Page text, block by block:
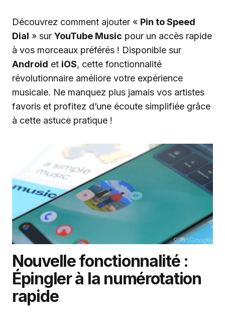
Découvrez comment ajouter « Pin to Speed
Dial » sur YouTube Music pour un accès rapide
à vos morceaux préférés ! Disponible sur
Android et iOS, cette fonctionnalité
révolutionnaire améliore votre expérience
musicale. Ne manquez plus jamais vos artistes
favoris et profitez d’une écoute simplifiée grâce
à cette astuce pratique !
Nouvelle fonctionnalité :
Épingler à la numérotation
rapide